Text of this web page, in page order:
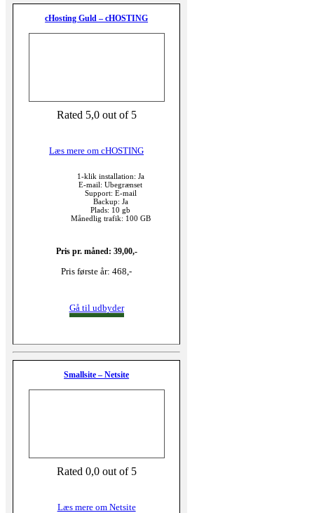
cHosting Guld – cHOSTING
Rated 5,0 out of 5
Læs mere om cHOSTING
1-klik installation: Ja
E-mail: Ubegrænset
Support: E-mail
Backup: Ja
Plads: 10 gb
Månedlig trafik: 100 GB
Pris pr. måned: 39,00,-
Pris første år: 468,-
Gå til udbyder
Smallsite – Netsite
Rated 0,0 out of 5
Læs mere om Netsite